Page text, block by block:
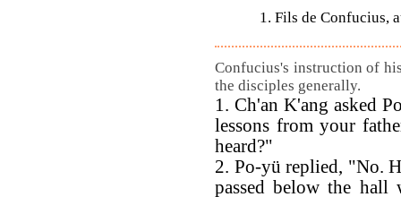
1. Fils de Confucius,
Confucius's instruction of
the disciples generally.
1. Ch'an K'ang asked
lessons from your
heard?"
2. Po-yü replied, "No.
passed below the hall